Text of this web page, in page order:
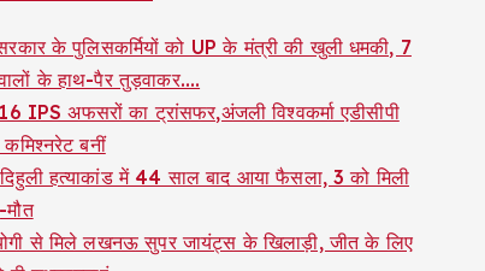
के पुलिसकर्मियों को UP के मंत्री की खुली धमकी, 7
के हाथ-पैर तुड़वाकर….
IPS अफसरों का ट्रांसफर,अंजली विश्वकर्मा एडीसीपी
बनीं
दिहुली हत्याकांड में 44 साल बाद आया फैसला, 3 को मिली
से मिले लखनऊ सुपर जायंट्स के खिलाड़ी, जीत के लिए